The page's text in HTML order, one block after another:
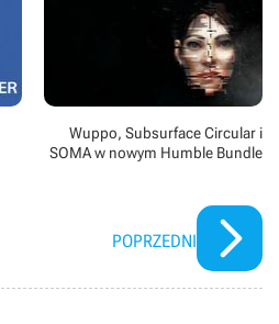
Wuppo, Subsurface Circular i
SOMA w nowym Humble Bundle
POPRZEDNI